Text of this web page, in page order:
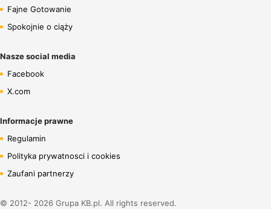
Fajne Gotowanie
Spokojnie o ciąży
Nasze social media
Facebook
X.com
Informacje prawne
Regulamin
Polityka prywatnosci i cookies
Zaufani partnerzy
© 2012- 2026 Grupa KB.pl. All rights reserved.